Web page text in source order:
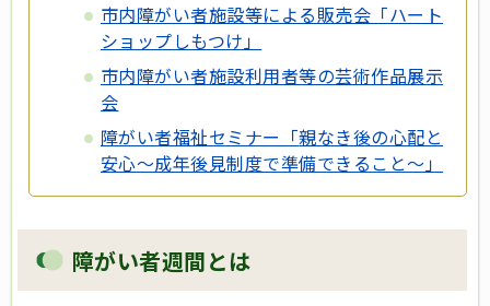
市内障がい者施設等による販売会「ハート
ショップしもつけ」
市内障がい者施設利用者等の芸術作品展示
会
障がい者福祉セミナー「親なき後の心配と
安心～成年後見制度で準備できること～」
障がい者週間とは